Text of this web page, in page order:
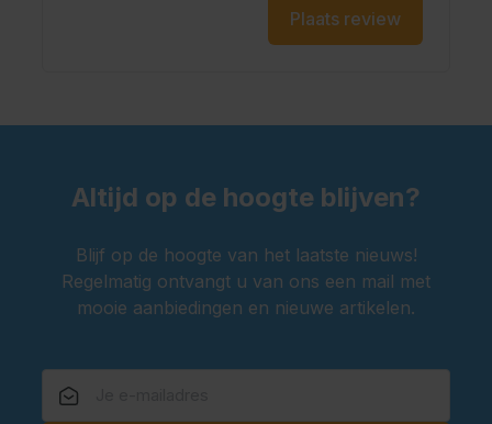
Plaats review
Altijd op de hoogte blijven?
Blijf op de hoogte van het laatste nieuws!
Regelmatig ontvangt u van ons een mail met
mooie aanbiedingen en nieuwe artikelen.